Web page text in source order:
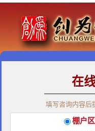
免费咨询热线：
经典案例 |
在
填写咨询内容后
棚户